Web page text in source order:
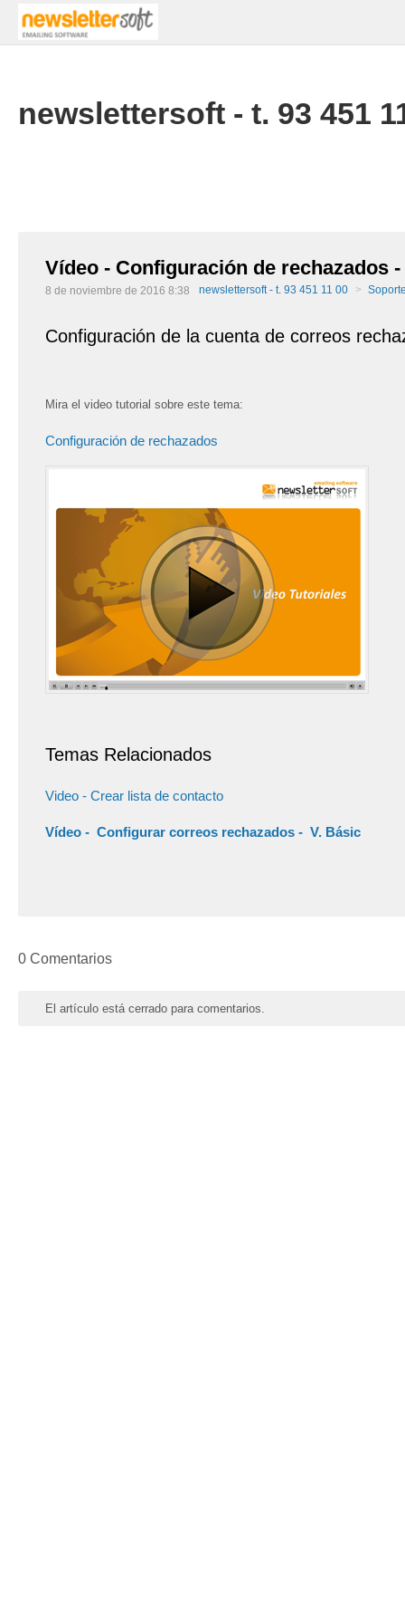
newslettersoft - t. 93 451
Vídeo - Configuración de rechazados
8 de noviembre de 2016 8:38 newslettersoft - t. 93 451 11 00
Configuración de la cuenta de correos
Mira el video tutorial sobre este tema:
Configuración de rechazados
Temas Relacionados
Video - Crear lista de contacto
Vídeo - Configurar correos rechazados - V. Básic
0 Comentarios
El artículo está cerrado para comentarios.